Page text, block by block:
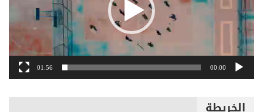
00:00
01:56
الخريطة